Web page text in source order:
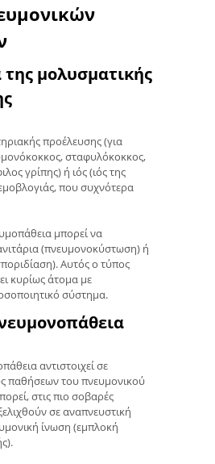
μολυσματικής
προέλευσης (για
σταφυλόκοκκος,
γρίπης) ή ιός (ιός της
που συχνότερα
μπορεί να
(πνευμονοκύστωση) ή
Αυτός ο τύπος
κυρίως άτομα με
σύστημα.
αντιστοιχεί σε
παθήσεων του πνευμονικού
στις πιο σοβαρές
σε αναπνευστική
ίνωση (εμπλοκή